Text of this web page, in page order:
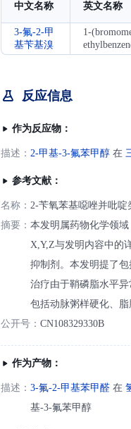
中文名称 英文名称
3-氟-2-甲
基苄基溴
1-
反应信息
作为反应物：
描述： 2-甲基-3-氟苯甲醇 在
参考文献：
名称： 2-苄氧苯基噁唑并吡
摘要： 本发明属药物化学领
X,Y,Z与发明内容中的
抑制剂。本发明提了
治疗由于鞘磷脂水平
包括动脉粥样硬化、
公开号： CN108329330B
作为产物：
描述： 3-氟-2-甲基苯甲醛 在
基-3-氟苯甲醇